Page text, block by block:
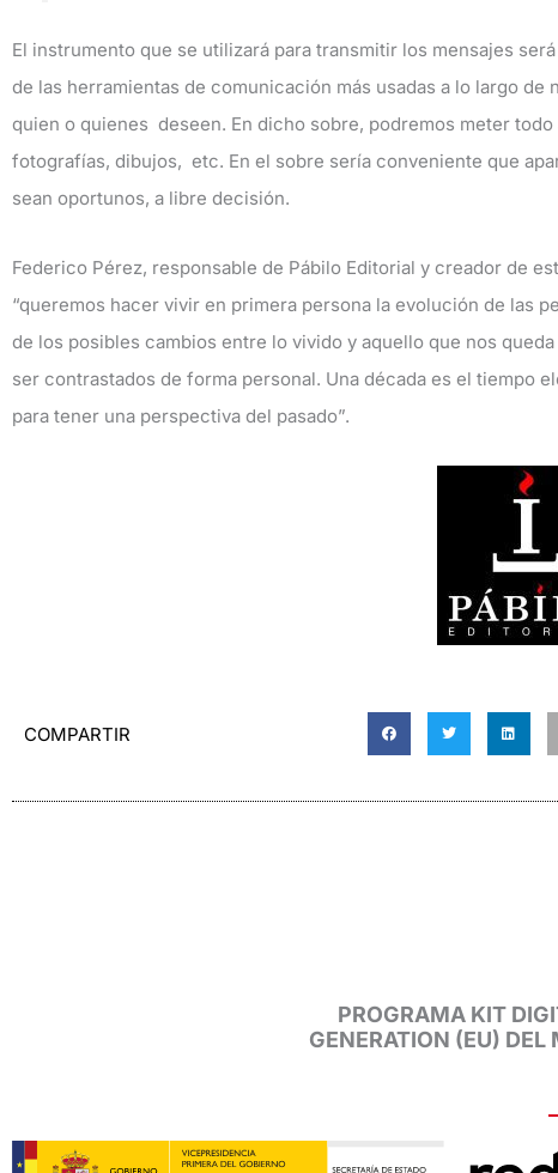
El instrumento que se utilizará para transmitir los mensajes
de las herramientas de comunicación más usadas a lo largo
quien o quienes deseen. En dicho sobre, podremos meter
fotografías, dibujos, etc. En el sobre sería conveniente que
sean oportunos, a libre decisión.
Federico Pérez, responsable de Pábilo Editorial y creador de
“queremos hacer vivir en primera persona la evolución de las
de los posibles cambios entre lo vivido y aquello que nos
ser contrastados de forma personal. Una década es el tiempo
para tener una perspectiva del pasado”.
COMPARTIR
PROGRAMA KIT
GENERATION (EU) DEL